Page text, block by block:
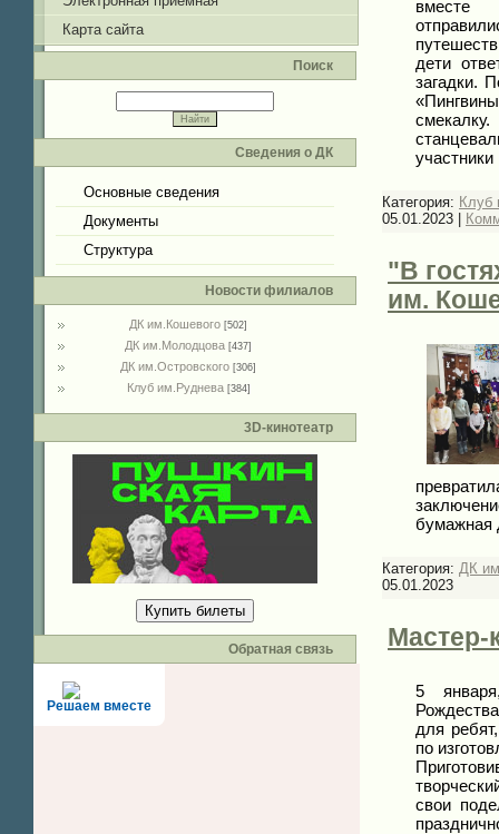
Карта сайта
Поиск
Сведения о ДК
Основные сведения
Документы
Структура
Новости филиалов
ДК им.Кошевого [502]
ДК им.Молодцова [437]
ДК им.Островского [306]
Клуб им.Руднева [384]
3D-кинотеатр
Купить билеты
Обратная связь
Решаем вместе
вместе
дети
загадки.
Категория: Клуб
05.01.2023 |
"В
им.
бумажная
Категория: ДК
05.01.2023
Мастер-
5
для
по
свои